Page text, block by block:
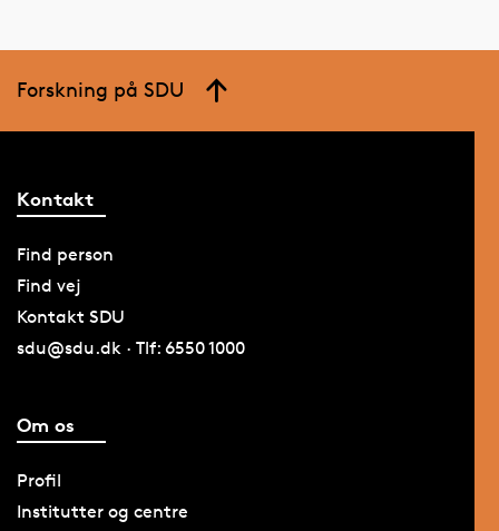
Forskning på SDU
Kontakt
Find person
Find vej
Kontakt SDU
sdu@sdu.dk · Tlf: 6550 1000
Om os
Profil
Institutter og centre